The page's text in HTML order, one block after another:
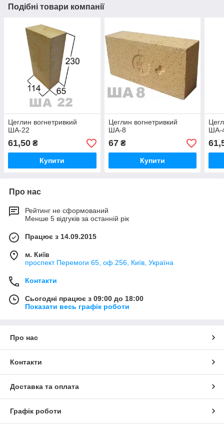
Подібні товари компанії
Цеглин вогнетривкий
ША-22
61,50 ₴
Купити
Цеглин вогнетривкий
ША-8
67₴
Купити
ША-
Про нас
Рейтинг не сформований
Менше 5 відгуків за останній рік
Працює з 14.09.2015
м. Київ
проспект Перемоги 65, оф.256, Київ, Україна
Контакти
Сьогодні працює з 09:00 до 18:00
Показати весь графік роботи
Про нас
Контакти
Доставка та оплата
Графік роботи